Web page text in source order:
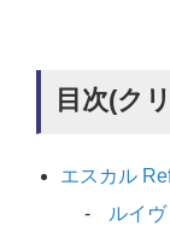
目次(ク
エスカル
ルイ